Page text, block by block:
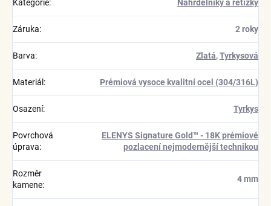
Kategorie: Náhrdelníky a řetízky
Záruka: 2 roky
Barva: Zlatá,Tyrkysová
Materiál : Prémiová vysoce kvalitní ocel (304/316L)
Osazení: Tyrkys
Povrchová
úprava:
ELENYS Signature Gold™ - 18K prémiové
pozlacení nejmodernější technikou
Rozměr
kamene:
4 mm